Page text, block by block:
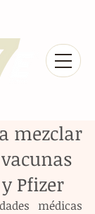
mezclar
Pfizer
médicas